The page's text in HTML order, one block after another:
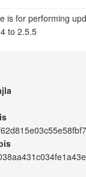
is for performing
to 2.5.5